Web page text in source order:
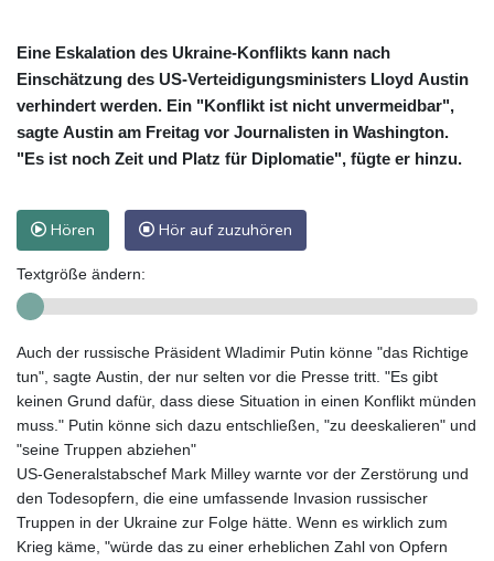
Eine Eskalation des Ukraine-Konflikts kann nach
Einschätzung des US-Verteidigungsministers Lloyd Austin
verhindert werden. Ein "Konflikt ist nicht unvermeidbar",
sagte Austin am Freitag vor Journalisten in Washington.
"Es ist noch Zeit und Platz für Diplomatie", fügte er hinzu.
Hören Hör auf zuzuhören
Textgröße ändern:
Auch der russische Präsident Wladimir Putin könne "das Richtige
tun", sagte Austin, der nur selten vor die Presse tritt. "Es gibt
keinen Grund dafür, dass diese Situation in einen Konflikt münden
muss." Putin könne sich dazu entschließen, "zu deeskalieren" und
"seine Truppen abziehen"
US-Generalstabschef Mark Milley warnte vor der Zerstörung und
den Todesopfern, die eine umfassende Invasion russischer
Truppen in der Ukraine zur Folge hätte. Wenn es wirklich zum
Krieg käme, "würde das zu einer erheblichen Zahl von Opfern